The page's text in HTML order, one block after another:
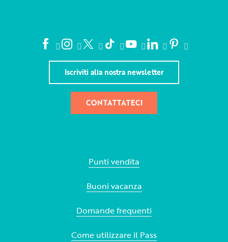
Iscriviti alla nostra newsletter
CONTATTATECI
Punti vendita
Buoni vacanza
Domande frequenti
Come utilizzare il Pass